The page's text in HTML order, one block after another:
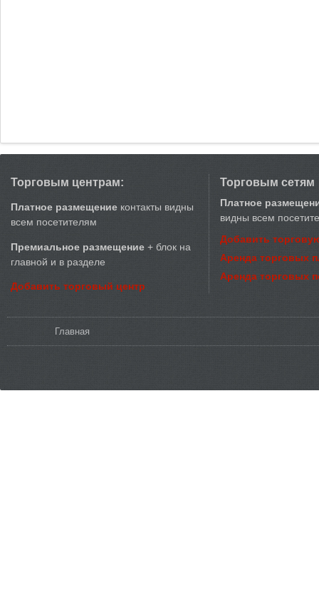
Торговым центрам:
Платное размещение контакты видны
всем посетителям
Премиальное размещение + блок на
главной и в разделе
Добавить торговый центр
Торговым сетям
Платное
видны всем
Добавить
Аренда торговых
Аренда торговых
Главная